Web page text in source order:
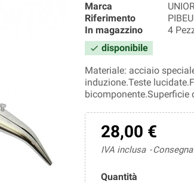
Marca
Riferimento
In magazzino
4
 disponibile
Materiale: acciaio
induzione.Teste
bicomponente.Superficie
28,00 €
IVA inclusa
Quantità